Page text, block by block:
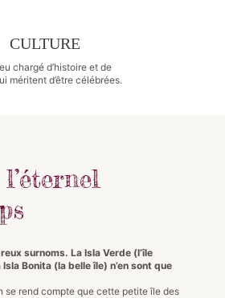
CULTURE
chargé d’histoire et de
méritent d’être célébrées.
surnoms. La Isla Verde (l’île
Bonita (la belle île) n’en sont que
se rend compte que cette petite île des